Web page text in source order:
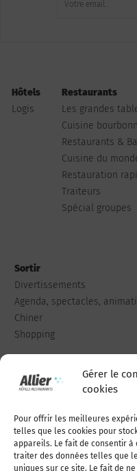
Gérer le
cookies
Pour offrir les meilleures
telles que les cookies pour
appareils. Le fait de consentir
traiter des données telles que
uniques sur ce site. Le fait de
Hôtels
Logis
Restaurants
Les grandes
Cuisine
Restaurants &
Cuisine du
Restauration
Traiteurs
Spécial groupes
Sortir
Divertissements
Agenda, spectacles,
Chiner
Shopping
Qui sommes-nous